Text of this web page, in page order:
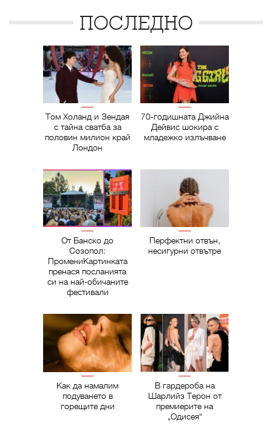
ПОСЛЕДНО
Том Холанд и Зендая
с тайна сватба за
половин милион край
Лондон
70-годишната Джийна
Дейвис шокира с
младежко излъчване
От Банско до
Созопол:
ПромениКартинката
пренася посланията
си на най-обичаните
фестивали
Перфектни отвън,
несигурни отвътре
Как да намалим
подуването в
горещите дни
В гардероба на
Шарлийз Терон от
премиерите на
„Одисея“